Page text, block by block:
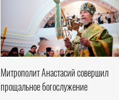
Митрополит Анастасий совершил
прощальное богослужение